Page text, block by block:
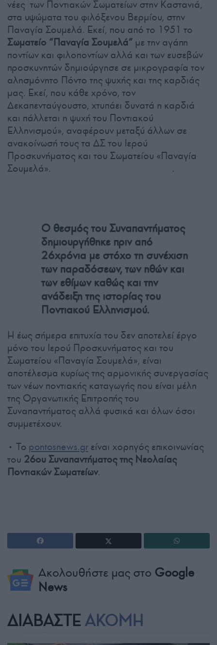
νέες των Ποντιακών Σωματείων στην Καστανιά,
στα υψώματα του φιλόξενου Βερμίου, στην
Παναγία Σουμελά. Εκεί, που από το 1951 το
Σωματείο “Παναγία Σουμελά” με την αγάπη
ποντίων και φιλοποντίων αλλά και των ευσεβών
προσκυνητών δημιούργησε σε μικρογραφία τον
αλησμόνητο Πόντο της ψυχής και της καρδιάς
μας. Εκεί, που κάθε χρόνο, τον
Δεκαπενταύγουστο, χτυπάει δυνατά η καρδιά
και πάλλεται η ψυχή του Ποντιακού
Ελληνισμού», αναφέρουν μεταξύ άλλων σε
ανακοίνωσή τους τα ΔΣ του Ιερού
Προσκυνήματος και του Σωματείου «Παναγία
Σουμελά». .
Ο θεσμός του Συναπαντήματος
δημιουργήθηκε πριν από
26χρόνια με στόχο τη συνέχιση
των παραδόσεων, των ηθών και
των εθίμων καθώς και την
ανάδειξη της ιστορίας του
Ποντιακού Ελληνισμού.
Η έως σήμερα επιτυχία του δεν αποτελεί έργο
μόνο του Ιερού Προσκυνήματος και του
Σωματείου «Παναγία Σουμελά», είναι
αποτέλεσμα κυρίως της αρμονικής συνεργασίας
των νέων ποντιακής καταγωγής που είναι μέλη
της Οργανωτικής Επιτροπής του
Συναπαντήματος αλλά φυσικά και όλων όσοι
συμμετέχουν.
• To pontosnews.gr είναι χορηγός επικοινωνίας
του 26ου Συναπαντήματος της Νεολαίας
Ποντιακών Σωματείων.
Ακολουθήστε μας στο Google
News
ΔΙΑΒΑΣΤΕ ΑΚΟΜΗ